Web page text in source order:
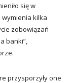
się w
wymienia kilka
zobowiązań
banki”,
przysporzyły one